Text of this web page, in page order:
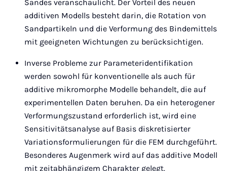
Sandes veranschaulicht. Der Vorteil des neuen
additiven Modells besteht darin, die Rotation von
Sandpartikeln und die Verformung des Bindemittels
mit geeigneten Wichtungen zu berücksichtigen.
Inverse Probleme zur Parameteridentifikation
werden sowohl für konventionelle als auch für
additive mikromorphe Modelle behandelt, die auf
experimentellen Daten beruhen. Da ein heterogener
Verformungszustand erforderlich ist, wird eine
Sensitivitätsanalyse auf Basis diskretisierter
Variationsformulierungen für die FEM durchgeführt.
Besonderes Augenmerk wird auf das additive Modell
mit zeitabhängigem Charakter gelegt.